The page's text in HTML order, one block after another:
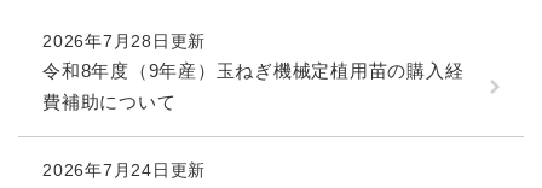
2026年7月28日更新
令和8年度（9年産）玉ねぎ機械定植用苗の購入経
費補助について
2026年7月24日更新